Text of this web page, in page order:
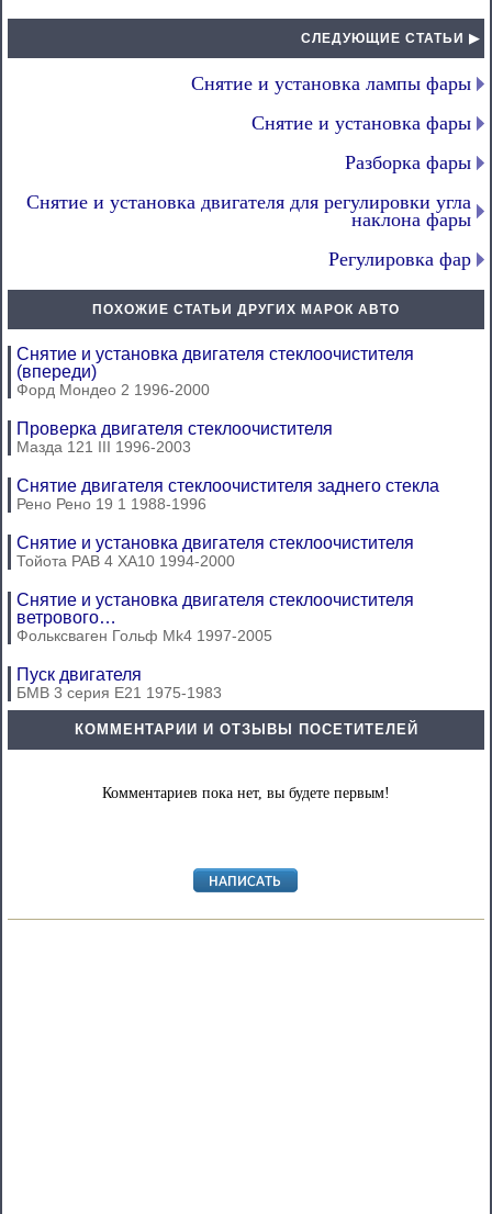
СЛЕДУЮЩИЕ СТАТЬИ ▶
Снятие и установка лампы фары
Снятие и установка фары
Разборка фары
Снятие и установка двигателя для регулировки угла
наклона фары
Регулировка фар
ПОХОЖИЕ СТАТЬИ ДРУГИХ МАРОК АВТО
Снятие и установка двигателя стеклоочистителя
(впереди)
Форд Мондео 2 1996-2000
Проверка двигателя стеклоочистителя
Мазда 121 III 1996-2003
Снятие двигателя стеклоочистителя заднего стекла
Рено Рено 19 1 1988-1996
Снятие и установка двигателя стеклоочистителя
Тойота РАВ 4 ХА10 1994-2000
Снятие и установка двигателя стеклоочистителя
ветрового…
Фольксваген Гольф Mk4 1997-2005
Пуск двигателя
БМВ 3 серия Е21 1975-1983
КОММЕНТАРИИ И ОТЗЫВЫ ПОСЕТИТЕЛЕЙ
Комментариев пока нет, вы будете первым!